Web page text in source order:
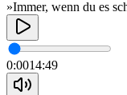
»Immer, wenn du es
0:0014:49